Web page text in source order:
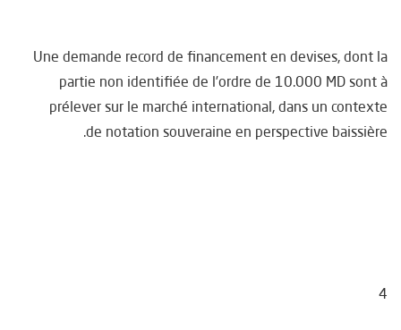
Une demande record de financement en devises, dont la
partie non identifiée de l’ordre de 10.000 MD sont à
prélever sur le marché international, dans un contexte
de notation souveraine en perspective baissière.
4